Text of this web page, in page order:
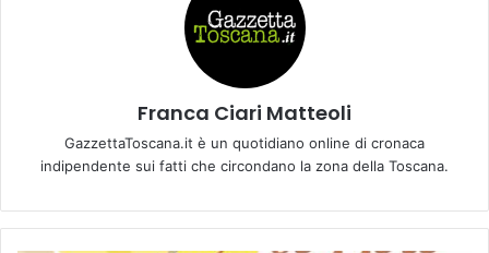
Franca Ciari Matteoli
GazzettaToscana.it è un quotidiano online di cronaca
indipendente sui fatti che circondano la zona della Toscana.